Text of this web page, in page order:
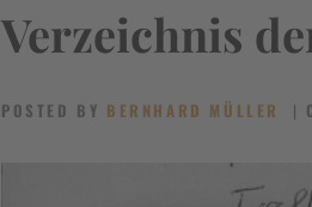
Verzeichnis
POSTED BY BERNHARD MÜLLER